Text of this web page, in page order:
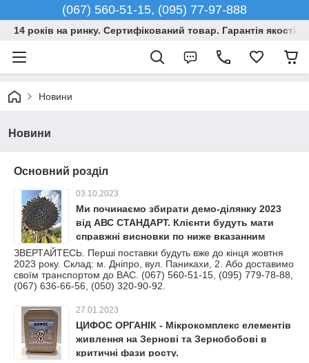
(067) 560-51-15, (095) 77-97-888
14 років на ринку. Сертифікований товар. Гарантія якості
Новини
Новини
Основний розділ
03.10.2023
Ми починаємо збирати демо-ділянку 2023
від АВС СТАНДАРТ. Клієнти будуть мати
справжні висновки по ниже вказанним
гібридам.
ЗВЕРТАЙТЕСЬ. Перші поставки будуть вже до кінця жовтня
2023 року. Склад: м. Дніпро, вул. Паникахи, 2. Або доставимо
своїм транспортом до ВАС. (067) 560-51-15, (095) 779-78-88,
(067) 636-66-56, (050) 320-90-92.
27.01.2023
ЦИФОС ОРГАНІК - Мікрокомплекс елементів
живлення на Зернові та Зернобобові в
критичні фази росту.